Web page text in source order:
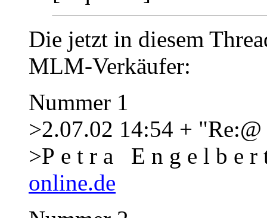
Die jetzt in diesem
MLM-Verkäufer:
Nummer 1
>2.07.02 14:54 + "Re:@
>P e t r a E n g e l b e r
online.de